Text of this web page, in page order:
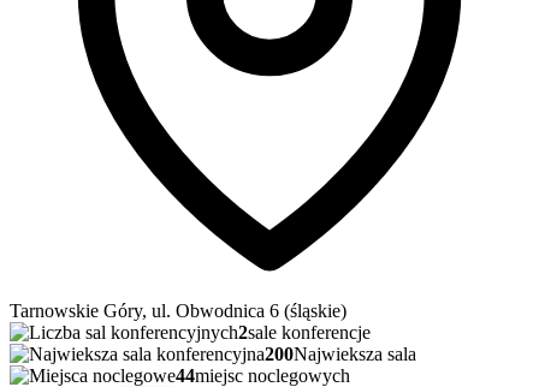
Tarnowskie Góry, ul. Obwodnica 6 (śląskie)
2sale konferencje
200Najwieksza sala
44miejsc noclegowych